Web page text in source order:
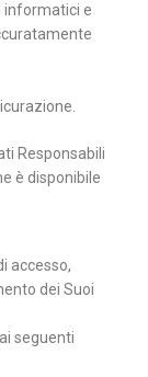
informatici e
Responsabili
è disponibile
accesso,
dei Suoi
seguenti